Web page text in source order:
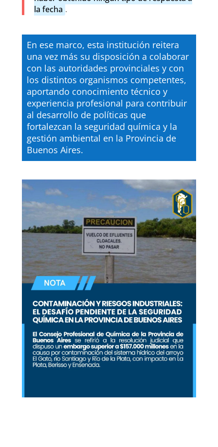
la fecha .
En ese marco, esta institución reitera
una vez más su disposición a colaborar
con las autoridades provinciales y con
los distintos organismos competentes,
aportando conocimiento técnico y
experiencia profesional para contribuir
al desarrollo de políticas que
fortalezcan la seguridad química y la
gestión ambiental en la Provincia de
Buenos Aires.